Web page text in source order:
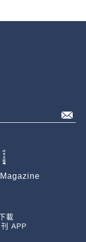
載
APP